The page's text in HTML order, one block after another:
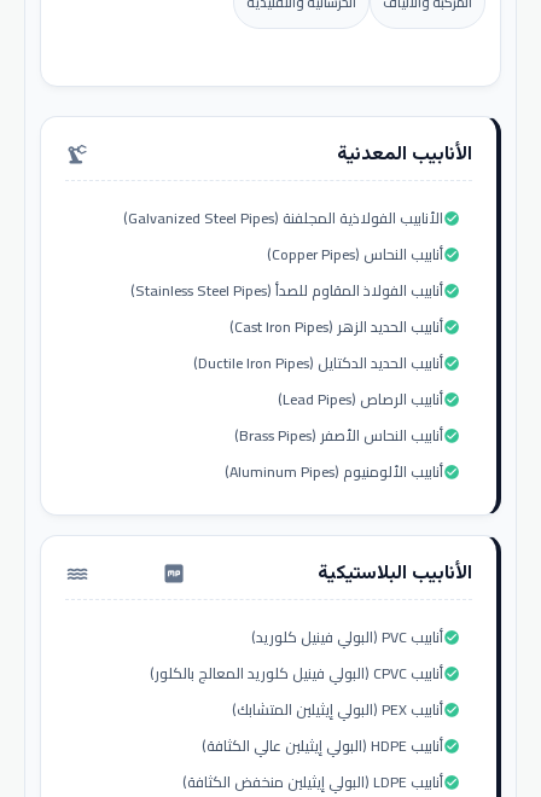
الأنابيب المعدنية precision_manufacturing
الأنابيب الفولاذية المجلفنة (Galvanized Steel Pipes)check_circle
أنابيب النحاس (Copper Pipes)check_circle
أنابيب الفولاذ المقاوم للصدأ (Stainless Steel Pipes)check_circle
أنابيب الحديد الزهر (Cast Iron Pipes)check_circle
أنابيب الحديد الدكتايل (Ductile Iron Pipes)check_circle
أنابيب الرصاص (Lead Pipes)check_circle
أنابيب النحاس الأصفر (Brass Pipes)check_circle
أنابيب الألومنيوم (Aluminum Pipes)check_circle
الأنابيب البلاستيكية water_pump
أنابيب PVC (البولي فينيل كلوريد)check_circle
أنابيب CPVC (البولي فينيل كلوريد المعالج بالكلور)check_circle
أنابيب PEX (البولي إيثيلين المتشابك)check_circle
أنابيب HDPE (البولي إيثيلين عالي الكثافة)check_circle
أنابيب LDPE (البولي إيثيلين منخفض الكثافة)check_circle